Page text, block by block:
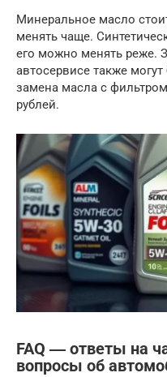
Минеральное масло
менять чаще.
его можно менять реже.
автосервисе также
замена масла с
рублей.
FAQ ― ответы на
вопросы об